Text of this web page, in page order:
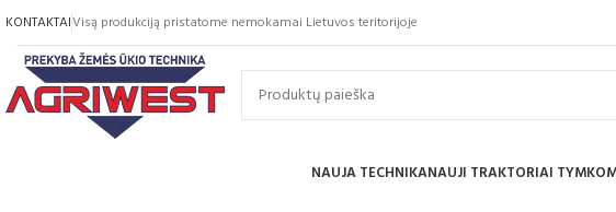
KONTAKTAIVisą produkciją pristatome nemokamai Lietuvos teritorijoje
NAUJA TECHNIKANAUJI TRAKTORIAI TYM